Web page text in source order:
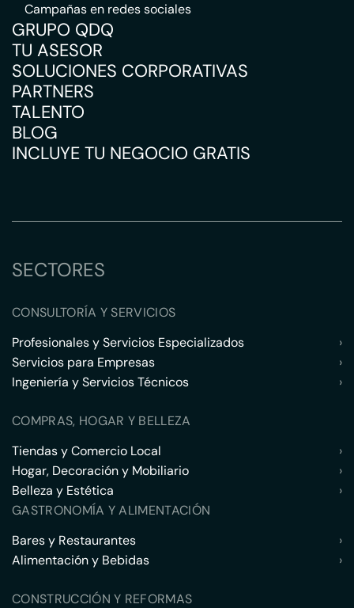
Campañas en redes sociales
GRUPO QDQ
TU ASESOR
SOLUCIONES CORPORATIVAS
PARTNERS
TALENTO
BLOG
INCLUYE TU NEGOCIO GRATIS
SECTORES
CONSULTORÍA Y SERVICIOS
Profesionales y Servicios Especializados
›
Servicios para Empresas
›
Ingeniería y Servicios Técnicos
›
COMPRAS, HOGAR Y BELLEZA
Tiendas y Comercio Local
›
Hogar, Decoración y Mobiliario
›
Belleza y Estética
›
GASTRONOMÍA Y ALIMENTACIÓN
Bares y Restaurantes
›
Alimentación y Bebidas
›
CONSTRUCCIÓN Y REFORMAS